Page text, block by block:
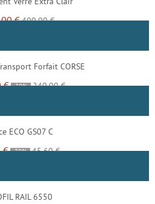
Verre Extra Clair
€400,00 €
Forfait CORSE
€ -30% 240,00 €
ECO GS07 C
€ -30% 45,60 €
RAIL 6550